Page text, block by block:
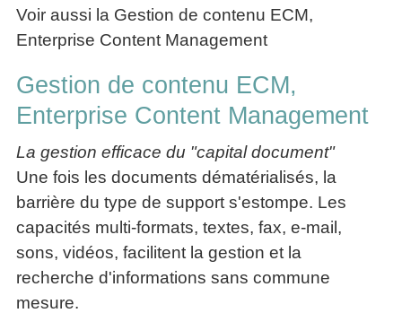
en
équipe
Techniques
de
décision
▶
Tous
les
articles
Décider
»»»
articles
»»»
articles
Cours
»»»
ebook
PDF
management
gratuits
▶
PDF
Entrepreneuriat
▶
ebook
Voir aussi la Gestion de contenu ECM,
Enterprise Content Management
Gestion de contenu ECM,
Enterprise Content Management
La gestion efficace du "capital document"
Une fois les documents dématérialisés, la
barrière du type de support s'estompe. Les
capacités multi-formats, textes, fax, e-mail,
sons, vidéos, facilitent la gestion et la
recherche d'informations sans commune
mesure.